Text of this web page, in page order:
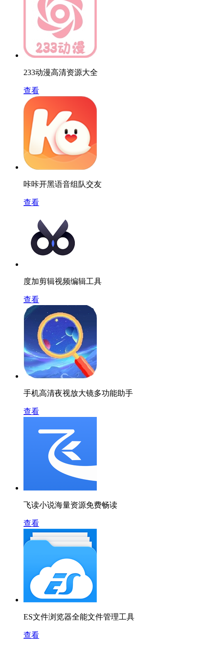
233动漫高清资源大全
查看
咔咔开黑语音组队交友
查看
度加剪辑视频编辑工具
查看
手机高清夜视放大镜多功能助手
查看
飞读小说海量资源免费畅读
查看
ES文件浏览器全能文件管理工具
查看